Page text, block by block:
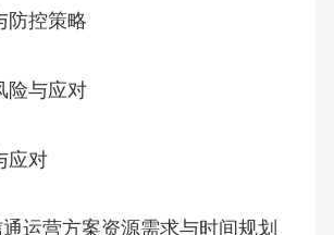
防控策略
险与应对
应对
运营方案资源需求与时间规划